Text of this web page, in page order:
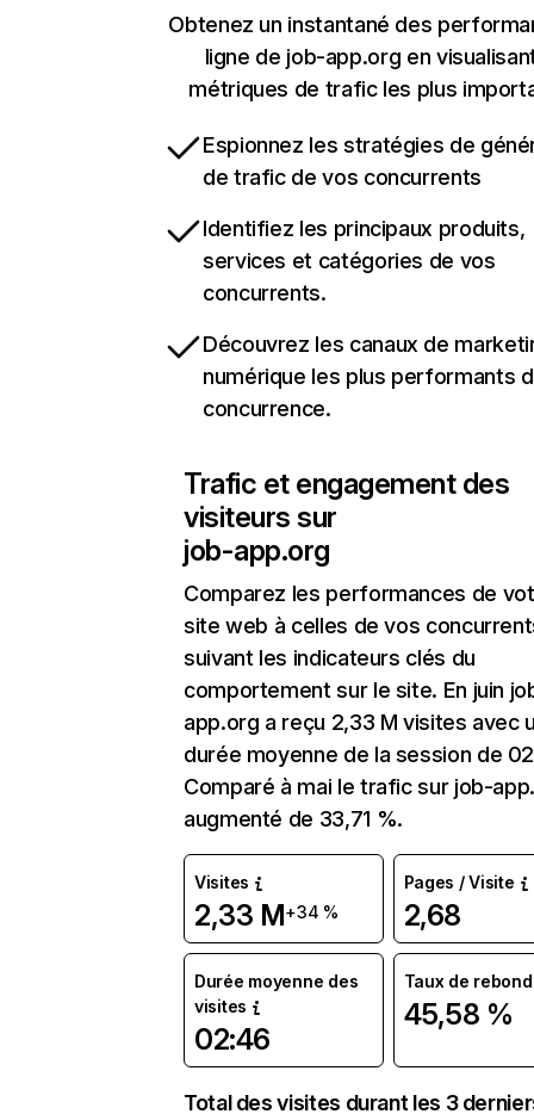
Obtenez un instantané des
ligne de job-app.org en
métriques de trafic les plus
Espionnez les stratégies de
de trafic de vos concurrents
Identifiez les principaux produits,
services et catégories de vos
concurrents.
Découvrez les canaux de
numérique les plus performants
concurrence.
Trafic et engagement des
visiteurs sur
job-app.org
Comparez les performances de
site web à celles de vos
suivant les indicateurs clés du
comportement sur le site. En juin
app.org a reçu 2,33 M visites avec
durée moyenne de la session de
Comparé à mai le trafic sur job-
augmenté de 33,71 %.
Visites
2,33 M+34 %
Pages / Visite
2,68
Durée moyenne des
visites
02:46
Taux de rebond
45,58 %
Total des visites durant les 3